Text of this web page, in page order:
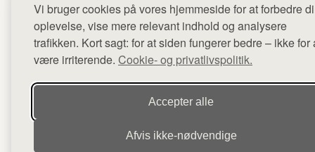
Vi bruger cookies på vores hjemmeside for at forbedre
oplevelse, vise mere relevant indhold og analysere
trafikken. Kort sagt: for at siden fungerer bedre – ikke for
være irriterende. Cookie- og privatlivspolitik.
Accepter alle
Afvis ikke‑nødvendige